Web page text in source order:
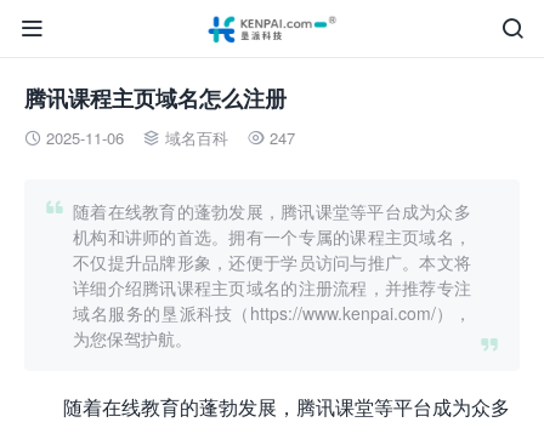


腾讯课程主页域名怎么注册
 2025-11-06  域名百科  247


随着在线教育的蓬勃发展，腾讯课堂等平台成为众多
机构和讲师的首选。拥有一个专属的课程主页域名，
不仅提升品牌形象，还便于学员访问与推广。本文将
详细介绍腾讯课程主页域名的注册流程，并推荐专注
域名服务的垦派科技（https://www.kenpai.com/），
为您保驾护航。
随着在线教育的蓬勃发展，腾讯课堂等平台成为众多